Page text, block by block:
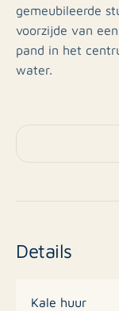
gemeubileerde
voorzijde van
pand in het
water.
met hoekkeuken
Details
Kale huur